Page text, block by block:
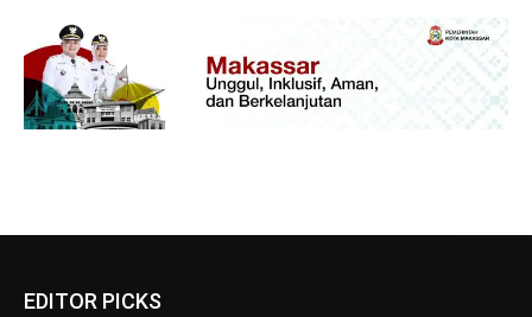
EDITOR PICKS